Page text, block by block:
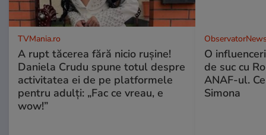
TVMania.ro
A rupt tăcerea fără nicio rușine!
Daniela Crudu spune totul despre
activitatea ei de pe platformele
pentru adulți: „Fac ce vreau, e
wow!”
O
de suc cu
ANAF-ul.
Simona